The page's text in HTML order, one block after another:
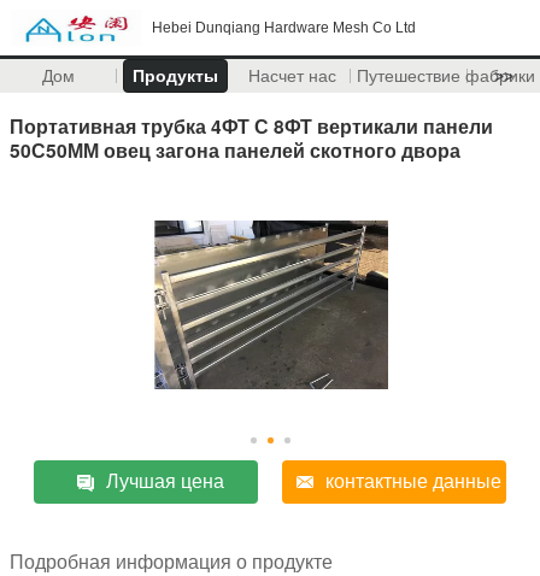
Hebei Dunqiang Hardware Mesh Co Ltd
Дом Продукты Насчет нас Путешествие фабрики
>>
Портативная трубка 4ФТ С 8ФТ вертикали панели
50С50ММ овец загона панелей скотного двора
Лучшая цена контактные данные
Подробная информация о продукте